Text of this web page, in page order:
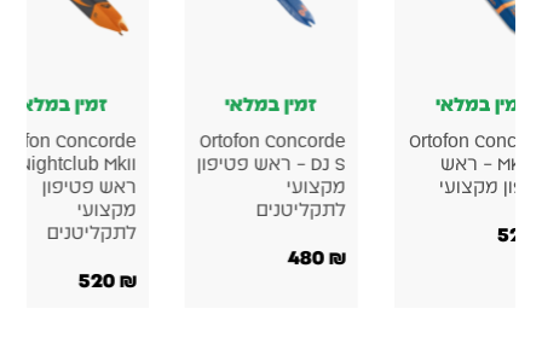
זמין במלאי
Ortofon
MKII DJ – ראש
מקצועי
זמין במלאי
Ortofon Concorde
DJ S – ראש פטיפון
מקצועי
לתקליטנים
₪
480
זמין במלאי
Concorde
ראש פטיפון
מקצועי
לתקליטנים
₪
520